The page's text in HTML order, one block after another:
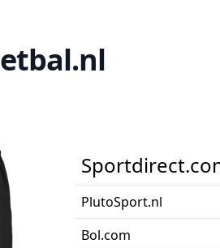
PlutoSport.nl
Bol.com